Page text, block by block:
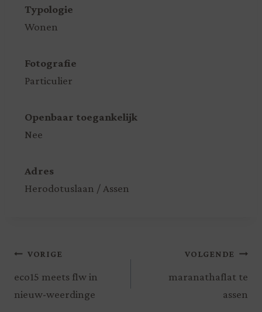
Typologie
Wonen
Fotografie
Particulier
Openbaar toegankelijk
Nee
Adres
Herodotuslaan / Assen
VORIGE
eco15 meets flw in
nieuw-weerdinge
VOLGENDE
maranathaflat te
assen